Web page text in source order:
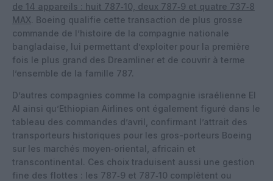
de 14 appareils : huit 787‑10, deux 787‑9 et quatre 737‑8
MAX. Boeing qualifie cette transaction de plus grosse
commande de l’histoire de la compagnie nationale
bangladaise, lui permettant d’exploiter pour la première
fois le plus grand des Dreamliner et de couvrir à terme
l’ensemble de la famille 787.
D’autres compagnies comme la compagnie israélienne El
Al ainsi qu’Ethiopian Airlines ont également figuré dans le
tableau des commandes d’avril, confirmant l’attrait des
transporteurs historiques pour les gros-porteurs Boeing
sur les marchés moyen‑oriental, africain et
transcontinental. Ces choix traduisent aussi une gestion
fine des flottes : les 787‑9 et 787‑10 complètent ou